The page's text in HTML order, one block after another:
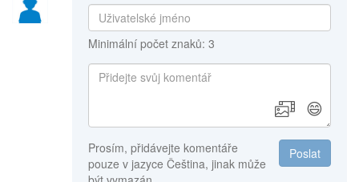
Minimální počet znaků: 3
😄
Poslat
Prosím, přidávejte komentáře
pouze v jazyce Čeština, jinak může